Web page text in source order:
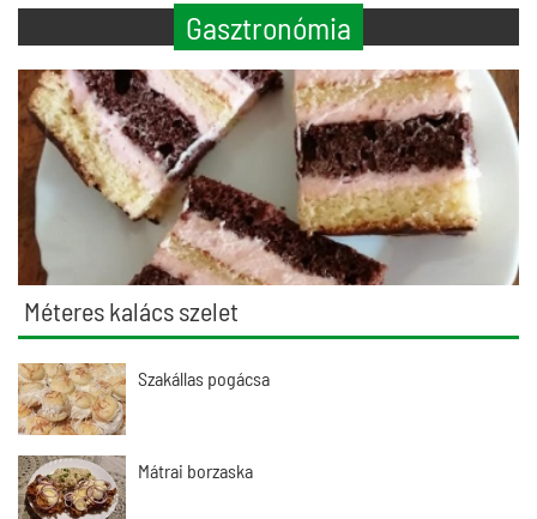
Gasztronómia
Méteres kalács szelet
Szakállas pogácsa
Mátrai borzaska